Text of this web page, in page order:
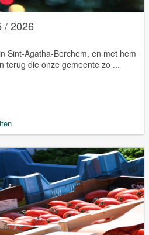
/ 2026
Sint-Agatha-Berchem, en met hem
terug die onze gemeente zo ...